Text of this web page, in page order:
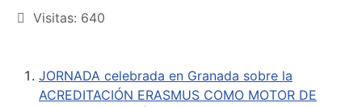
Visitas: 640
JORNADA celebrada en Granada sobre la
ACREDITACIÓN ERASMUS COMO MOTOR DE